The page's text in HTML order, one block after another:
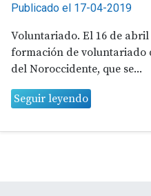
Publicado el 17-04-2019
Voluntariado. El 16 de
formación de voluntariado
del Noroccidente, que se...
Seguir leyendo